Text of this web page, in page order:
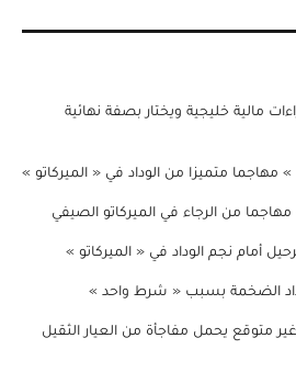
مالية خليجية ويختار بصفة نهائية
مهاجما متميزا من الوداد في « الميركاتو »
من الرجاء في الميركاتو الصيفي
أمام نجم الوداد في « الميركاتو »
الضخمة بسبب « شرط واحد »
متوقع يحمل مفاجأة من العيار الثقيل